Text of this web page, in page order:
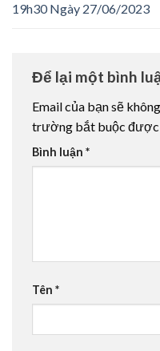
19h30 Ngày 27/06/2023
Để lại một bình
Email của bạn sẽ
trường bắt buộc được
Bình luận *
Tên *